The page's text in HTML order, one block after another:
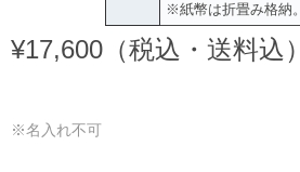
※紙幣は折畳み格納。
¥17,600（税込・送料込）
※名入れ不可